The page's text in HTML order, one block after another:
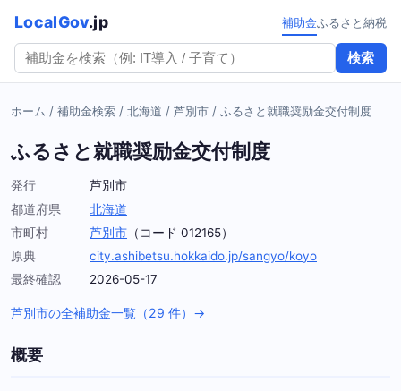
LocalGov.jp
検索
補助金ふるさと納税
ホーム / 補助金検索 / 北海道 / 芦別市 / ふるさと就職奨励金交付制度
ふるさと就職奨励金交付制度
発行
芦別市
都道府県
北海道
市町村
芦別市 （コード 012165）
原典
city.ashibetsu.hokkaido.jp/sangyo/koyo
最終確認
2026-05-17
芦別市の全補助金一覧（29 件）→
概要